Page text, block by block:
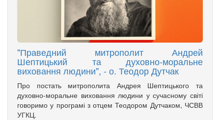
"Праведний митрополит Андрей
Шептицький та духовно-моральне
виховання людини", - о. Теодор Дутчак
Про постать митрополита Андрея Шептицького та
духовно-моральне виховання людини у сучасному світі
говоримо у програмі з отцем Теодором Дутчаком, ЧСВВ
УГКЦ.